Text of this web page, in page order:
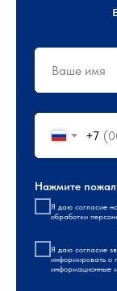
+7
Нажмите
Я даю согласие
обработки
Я даю согласие
информировать о
информационные